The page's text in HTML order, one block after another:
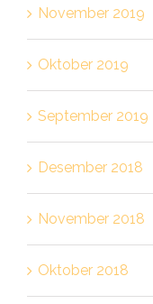
November 2019
Oktober 2019
September 2019
Desember 2018
November 2018
Oktober 2018